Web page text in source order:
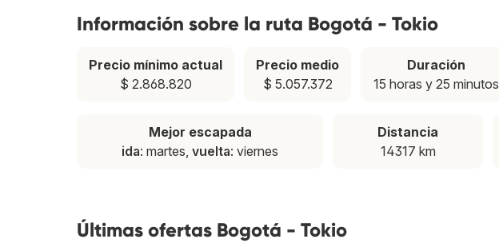
Información sobre la ruta Bogotá - Tokio
Precio mínimo actual
$ 2.868.820
Precio medio
$ 5.057.372
Duración
15 horas y 25 minutos
Mejor escapada
ida: martes, vuelta: viernes
Distancia
14317 km
Últimas ofertas Bogotá - Tokio